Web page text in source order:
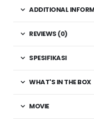
ADDITIONAL
REVIEWS (0)
SPESIFIKASI
WHAT'S IN THE BOX
MOVIE